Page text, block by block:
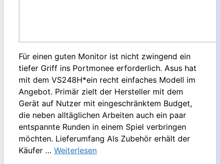
Für einen guten Monitor ist nicht zwingend ein
tiefer Griff ins Portmonee erforderlich. Asus hat
mit dem VS248H*ein recht einfaches Modell im
Angebot. Primär zielt der Hersteller mit dem
Gerät auf Nutzer mit eingeschränktem Budget,
die neben alltäglichen Arbeiten auch ein paar
entspannte Runden in einem Spiel verbringen
möchten. Lieferumfang Als Zubehör erhält der
Käufer … Weiterlesen